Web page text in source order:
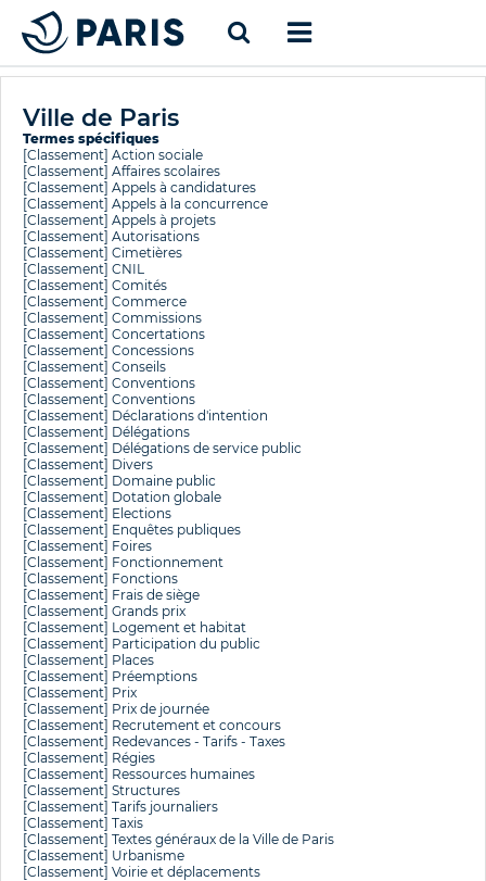
Ville de Paris
Termes spécifiques
[Classement] Action sociale
[Classement] Affaires scolaires
[Classement] Appels à candidatures
[Classement] Appels à la concurrence
[Classement] Appels à projets
[Classement] Autorisations
[Classement] Cimetières
[Classement] CNIL
[Classement] Comités
[Classement] Commerce
[Classement] Commissions
[Classement] Concertations
[Classement] Concessions
[Classement] Conseils
[Classement] Conventions
[Classement] Conventions
[Classement] Déclarations d'intention
[Classement] Délégations
[Classement] Délégations de service public
[Classement] Divers
[Classement] Domaine public
[Classement] Dotation globale
[Classement] Elections
[Classement] Enquêtes publiques
[Classement] Foires
[Classement] Fonctionnement
[Classement] Fonctions
[Classement] Frais de siège
[Classement] Grands prix
[Classement] Logement et habitat
[Classement] Participation du public
[Classement] Places
[Classement] Préemptions
[Classement] Prix
[Classement] Prix de journée
[Classement] Recrutement et concours
[Classement] Redevances - Tarifs - Taxes
[Classement] Régies
[Classement] Ressources humaines
[Classement] Structures
[Classement] Tarifs journaliers
[Classement] Taxis
[Classement] Textes généraux de la Ville de Paris
[Classement] Urbanisme
[Classement] Voirie et déplacements